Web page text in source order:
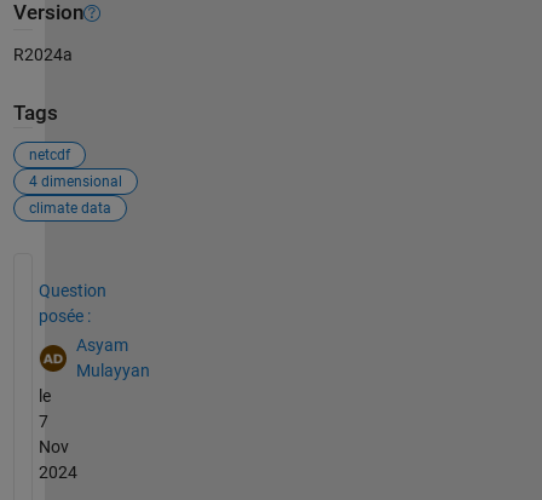
Version
R2024a
Tags
netcdf
4 dimensional
climate data
Question
posée :
Asyam
Mulayyan
le
7
Nov
2024